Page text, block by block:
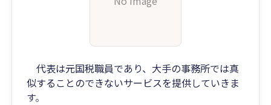
代表は元国税職員であり、大手の事務所では真
似することのできないサービスを提供していきま
す。